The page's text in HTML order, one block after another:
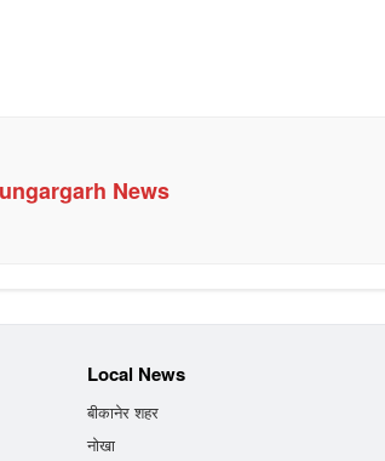
News
Local News
बीकानेर शहर
नोखा